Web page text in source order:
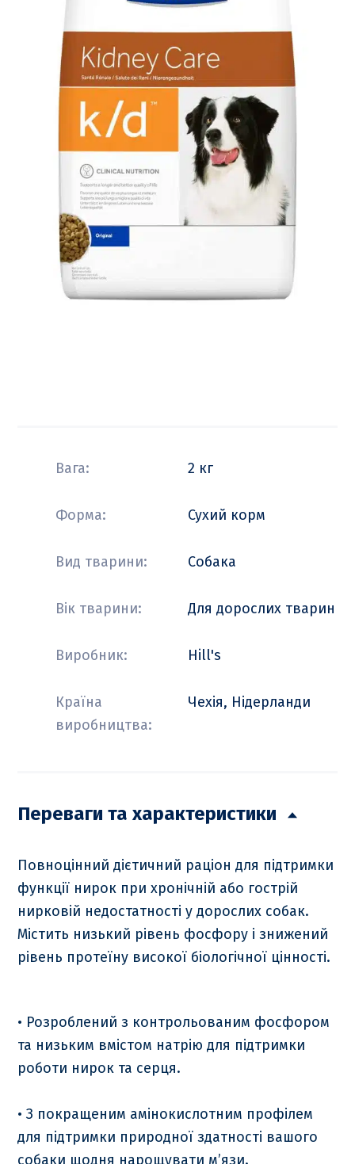
Вага: 2 кг
Форма: Сухий корм
Вид тварини: Собака
Вік тварини: Для дорослих тварин
Виробник: Hill's
Країна
виробництва:
Чехія, Нідерланди
Переваги та характеристики
Повноцінний дієтичний раціон для підтримки
функції нирок при хронічній або гострій
нирковій недостатності у дорослих собак.
Містить низький рівень фосфору і знижений
рівень протеїну високої біологічної цінності.
• Розроблений з контрольованим фосфором
та низьким вмістом натрію для підтримки
роботи нирок та серця.
• З покращеним амінокислотним профілем
для підтримки природної здатності вашого
собаки щодня нарощувати м’язи.